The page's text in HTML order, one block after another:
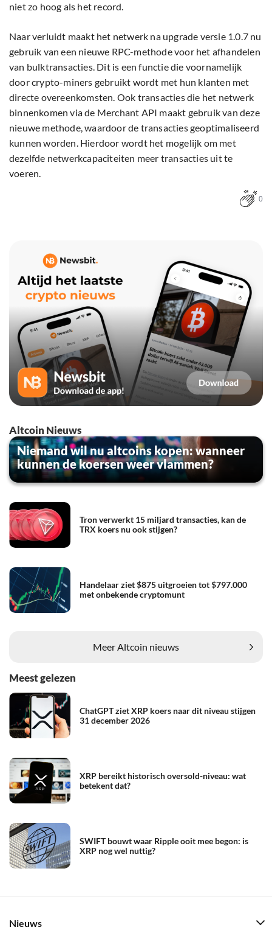
niet zo hoog als het record.
Naar verluidt maakt het netwerk na upgrade versie 1.0.7 nu
gebruik van een nieuwe RPC-methode voor het afhandelen
van bulktransacties. Dit is een functie die voornamelijk
door crypto-miners gebruikt wordt met hun klanten met
directe overeenkomsten. Ook transacties die het netwerk
binnenkomen via de Merchant API maakt gebruik van deze
nieuwe methode, waardoor de transacties geoptimaliseerd
kunnen worden. Hierdoor wordt het mogelijk om met
dezelfde netwerkcapaciteiten meer transacties uit te
voeren.
0
Altcoin Nieuws
Niemand wil nu altcoins kopen: wanneer
kunnen de koersen weer vlammen?
Tron verwerkt 15 miljard transacties, kan de
TRX koers nu ook stijgen?
Handelaar ziet $875 uitgroeien tot $797.000
met onbekende cryptomunt
Meer Altcoin nieuws
Meest gelezen
ChatGPT ziet XRP koers naar dit niveau stijgen
31 december 2026
XRP bereikt historisch oversold-niveau: wat
betekent dat?
SWIFT bouwt waar Ripple ooit mee begon: is
XRP nog wel nuttig?
Nieuws